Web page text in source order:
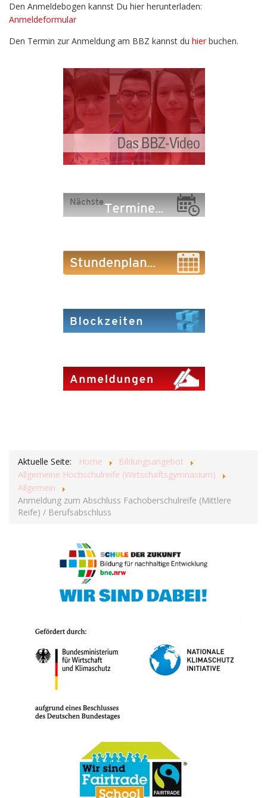
Den Anmeldebogen kannst Du hier herunterladen:
Anmeldeformular
Den Termin zur Anmeldung am BBZ kannst du hierbuchen.
Aktuelle Seite: Home
Bildungsangebot
Allgemeine Hochschulreife (Wirtschaftsgymnasium)
Allgemein
Anmeldung zum Abschluss Fachoberschulreife (Mittlere
Reife) / Berufsabschluss